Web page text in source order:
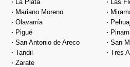
· La Plata · Las
· Mariano Moreno ·
· Olavarría ·
· Pigué ·
· San Antonio de Areco · San
· Tandil · Tres
· Zarate